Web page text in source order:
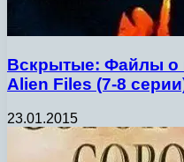
Вскрытые: Файлы о
Alien Files (7-8
23.01.2015